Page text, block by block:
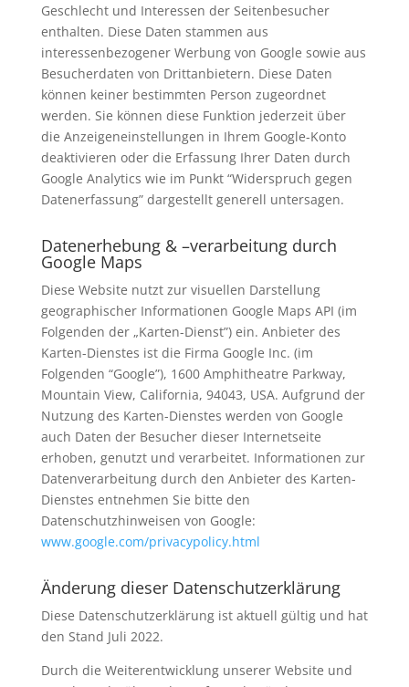
Geschlecht und Interessen der Seitenbesucher
enthalten. Diese Daten stammen aus
interessenbezogener Werbung von Google sowie aus
Besucherdaten von Drittanbietern. Diese Daten
können keiner bestimmten Person zugeordnet
werden. Sie können diese Funktion jederzeit über
die Anzeigeneinstellungen in Ihrem Google-Konto
deaktivieren oder die Erfassung Ihrer Daten durch
Google Analytics wie im Punkt “Widerspruch gegen
Datenerfassung” dargestellt generell untersagen.
Datenerhebung & –verarbeitung durch
Google Maps
Diese Website nutzt zur visuellen Darstellung
geographischer Informationen Google Maps API (im
Folgenden der „Karten-Dienst”) ein. Anbieter des
Karten-Dienstes ist die Firma Google Inc. (im
Folgenden “Google”), 1600 Amphitheatre Parkway,
Mountain View, California, 94043, USA. Aufgrund der
Nutzung des Karten-Dienstes werden von Google
auch Daten der Besucher dieser Internetseite
erhoben, genutzt und verarbeitet. Informationen zur
Datenverarbeitung durch den Anbieter des Karten-
Dienstes entnehmen Sie bitte den
Datenschutzhinweisen von Google:
www.google.com/privacypolicy.html
Änderung dieser Datenschutzerklärung
Diese Datenschutzerklärung ist aktuell gültig und hat
den Stand Juli 2022.
Durch die Weiterentwicklung unserer Website und